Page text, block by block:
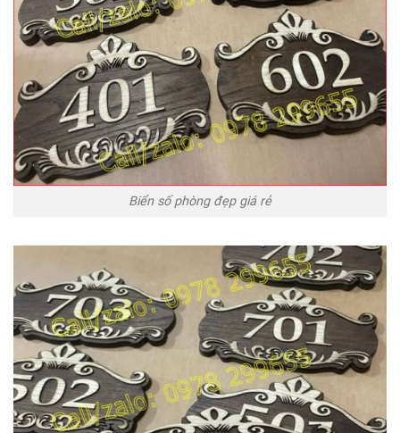
Biển số phòng đẹp giá rẻ